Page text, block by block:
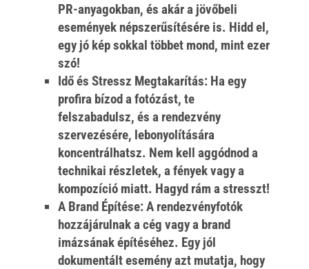
PR-anyagokban, és akár a jövőbeli
események népszerűsítésére is. Hidd el,
egy jó kép sokkal többet mond, mint ezer
szó!
Idő és Stressz Megtakarítás:Ha egy
profira bízod a fotózást, te
felszabadulsz, és a rendezvény
szervezésére, lebonyolítására
koncentrálhatsz. Nem kell aggódnod a
technikai részletek, a fények vagy a
kompozíció miatt. Hagyd rám a stresszt!
A Brand Építése:A rendezvényfotók
hozzájárulnak a cég vagy a brand
imázsának építéséhez. Egy jól
dokumentált esemény azt mutatja, hogy